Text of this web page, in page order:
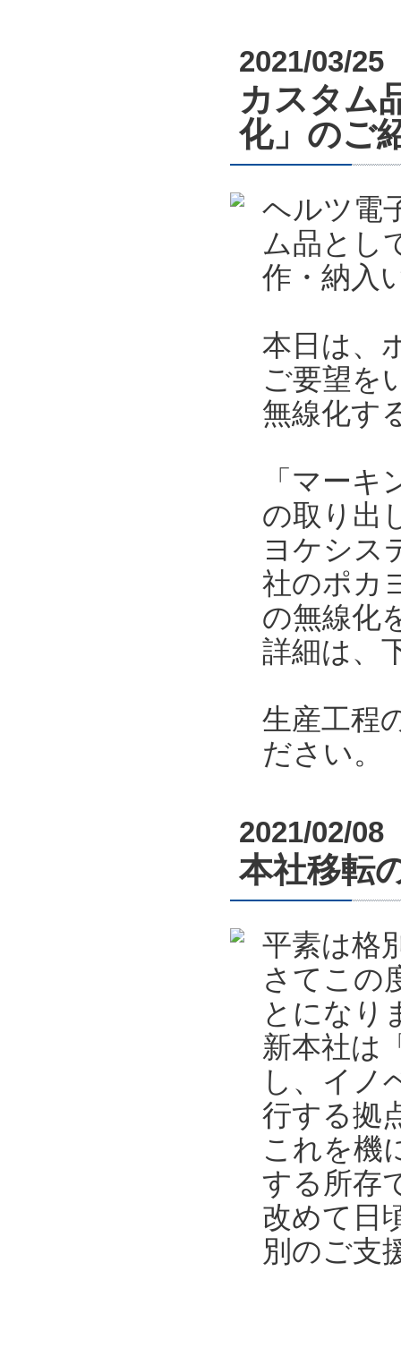
2021/03/25
カスタム
化」のご
ヘルツ電
ム品とし
作・納入
本日は、
ご要望を
無線化す
「マー
の取り出
ヨケシス
社のポカ
の無線化
詳細は、
生産工程
ださい。
2021/02/08
本社移転
平素は格
さてこの
とになり
新本社は
し、イノ
行する拠
これを機
する所存
改めて日
別のご支